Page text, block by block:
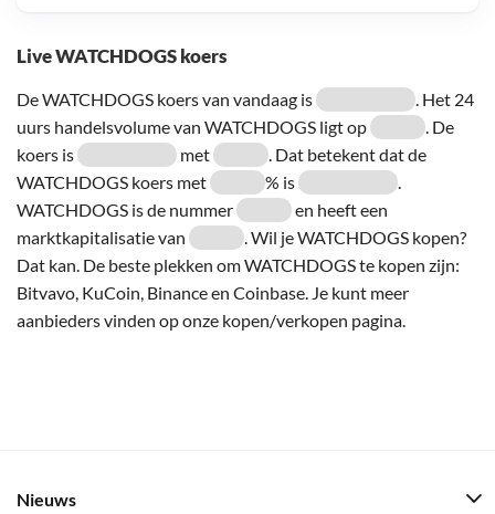
Live WATCHDOGS koers
De WATCHDOGS koers van vandaag is
. Het 24
uurs handelsvolume van WATCHDOGS ligt op
. De
koers is
met
. Dat betekent dat de
WATCHDOGS koers met
% is
.
WATCHDOGS is de nummer
en heeft een
marktkapitalisatie van
. Wil je WATCHDOGS kopen?
Dat kan. De beste plekken om WATCHDOGS te kopen zijn:
Bitvavo, KuCoin, Binance en Coinbase. Je kunt meer
aanbieders vinden op onze kopen/verkopen pagina.
Nieuws